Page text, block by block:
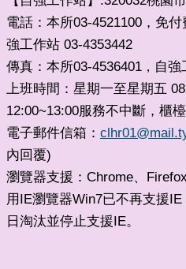
電話：本所03-4521100，免
強工作站 03-4353442
傳真：本所03-4536401 ， 自強
上班時間：星期一至星期五
12:00~13:00服務不中斷，櫃
電子郵件信箱：
內回覆)
瀏覽器支援：Chrome、
用IE瀏覽器Win7已不再支援
日淘汰並停止支援IE。